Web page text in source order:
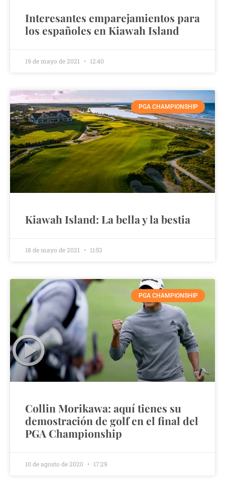
Interesantes emparejamientos para
los españoles en Kiawah Island
19 de mayo de 2021 12:40
PGA CHAMPIONSHIP
Kiawah Island: La bella y la bestia
18 de mayo de 2021 11:53
PGA CHAMPIONSHIP
Collin Morikawa: aquí tienes su
demostración de golf en el final del
PGA Championship
10 de agosto de 2020 17:29